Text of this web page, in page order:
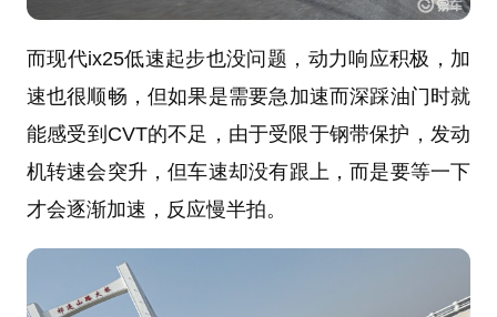
而现代ix25低速起步也没问题，动力响应积极，加
速也很顺畅，但如果是需要急加速而深踩油门时就
能感受到CVT的不足，由于受限于钢带保护，发动
机转速会突升，但车速却没有跟上，而是要等一下
才会逐渐加速，反应慢半拍。